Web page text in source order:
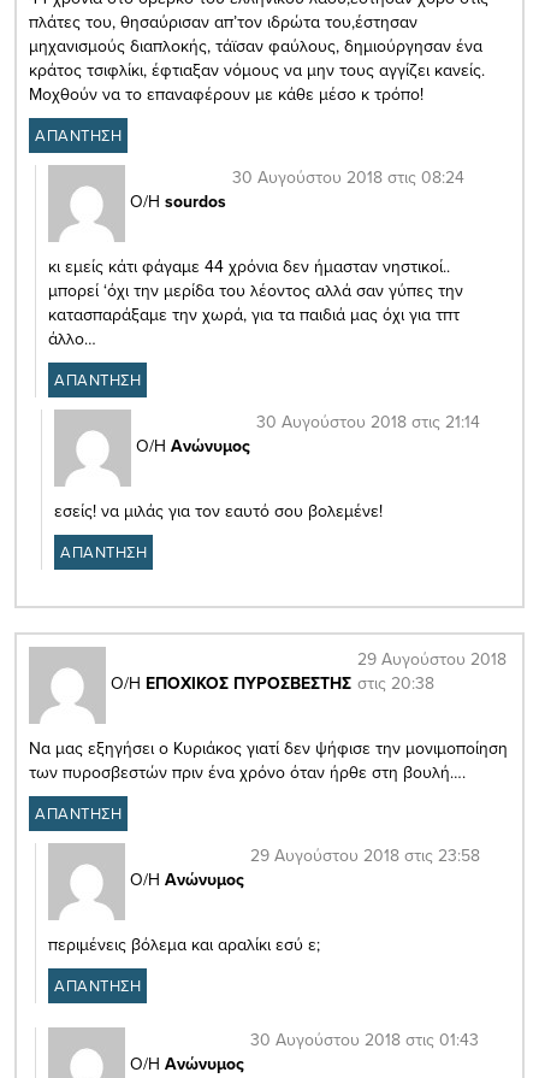
πλάτες του, θησαύρισαν απ’τον ιδρώτα του,έστησαν
μηχανισμούς διαπλοκής, τάϊσαν φαύλους, δημιούργησαν ένα
κράτος τσιφλίκι, έφτιαξαν νόμους να μην τους αγγίζει κανείς.
Μοχθούν να τo επαναφέρουν με κάθε μέσο κ τρόπο!
ΑΠΑΝΤΗΣΗ
Ο/Η sourdos
30 Αυγούστου 2018 στις 08:24
κι εμείς κάτι φάγαμε 44 χρόνια δεν ήμασταν νηστικοί..
μπορεί ‘όχι την μερίδα του λέοντος αλλά σαν γύπες την
κατασπαράξαμε την χωρά, για τα παιδιά μας όχι για τπτ
άλλο…
ΑΠΑΝΤΗΣΗ
Ο/Η Ανώνυμος
30 Αυγούστου 2018 στις 21:14
εσείς! να μιλάς για τον εαυτό σου βολεμένε!
ΑΠΑΝΤΗΣΗ
Ο/Η ΕΠΟΧΙΚΟΣ ΠΥΡΟΣΒΕΣΤΗΣ
29 Αυγούστου 2018
στις 20:38
Να μας εξηγήσει ο Κυριάκος γιατί δεν ψήφισε την μονιμοποίηση
των πυροσβεστών πριν ένα χρόνο όταν ήρθε στη βουλή….
ΑΠΑΝΤΗΣΗ
Ο/Η Ανώνυμος
29 Αυγούστου 2018 στις 23:58
περιμένεις βόλεμα και αραλίκι εσύ ε;
ΑΠΑΝΤΗΣΗ
Ο/Η Ανώνυμος
30 Αυγούστου 2018 στις 01:43